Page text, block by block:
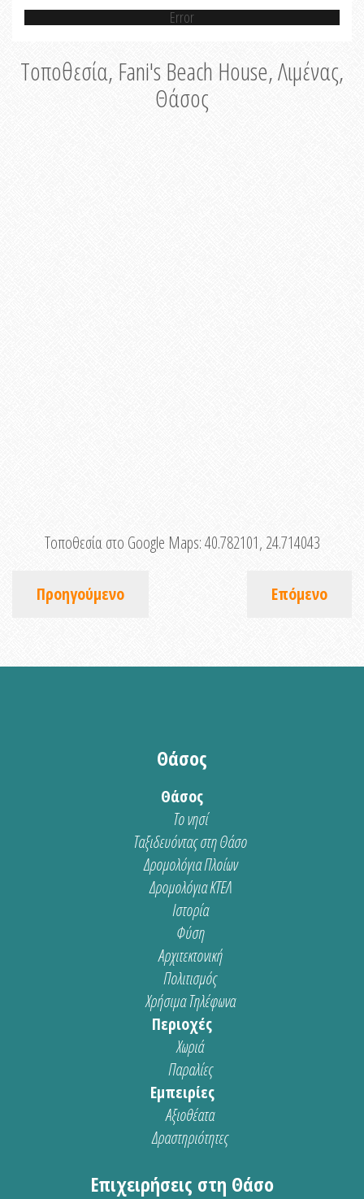
Error
Τοποθεσία, Fani's Beach House, Λιμένας,
Θάσος
Τοποθεσία στο Google Maps:40.782101, 24.714043
Προηγούμενο Επόμενο
Θάσος
Θάσος
Το νησί
Ταξιδευόντας στη Θάσο
Δρομολόγια Πλοίων
Δρομολόγια ΚΤΕΛ
Ιστορία
Φύση
Αρχιτεκτονική
Πολιτισμός
Χρήσιμα Τηλέφωνα
Περιοχές
Χωριά
Παραλίες
Εμπειρίες
Αξιοθέατα
Δραστηριότητες
Επιχειρήσεις στη Θάσο